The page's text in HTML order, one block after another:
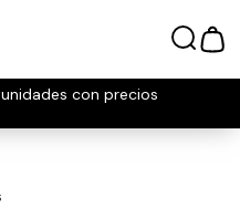
con precios